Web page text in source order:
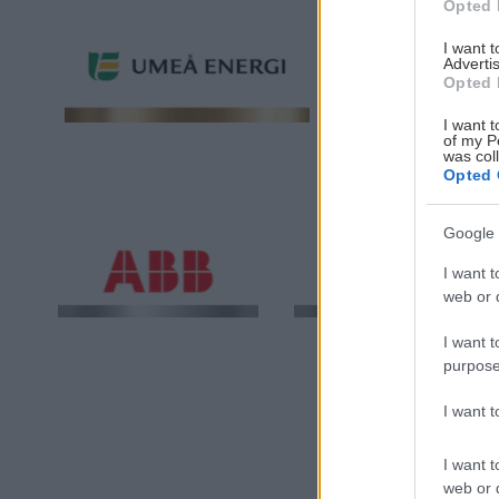
Opted
I want
Opted
I want
of my
was
Opted
Google
I want
web or
I want
I want
I want
web or